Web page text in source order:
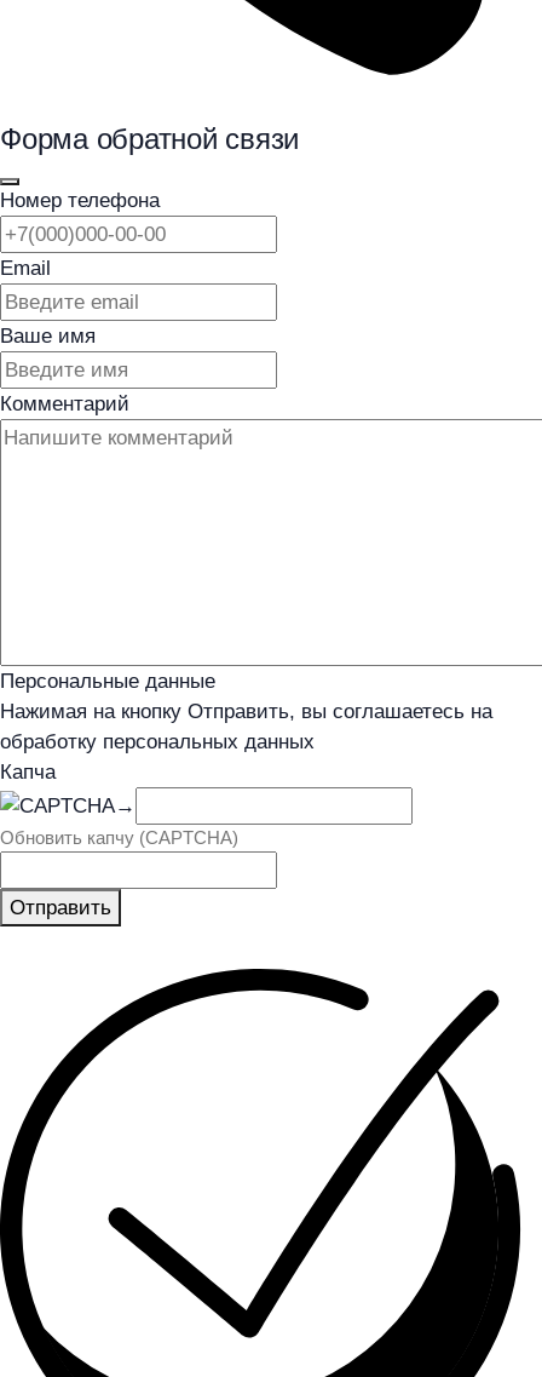
Форма обратной связи
Номер телефона
Email
Ваше имя
Комментарий
Персональные данные
Нажимая на кнопку Отправить, вы соглашаетесь на
обработку персональных данных
Капча
→
Обновить капчу (CAPTCHA)
Отправить